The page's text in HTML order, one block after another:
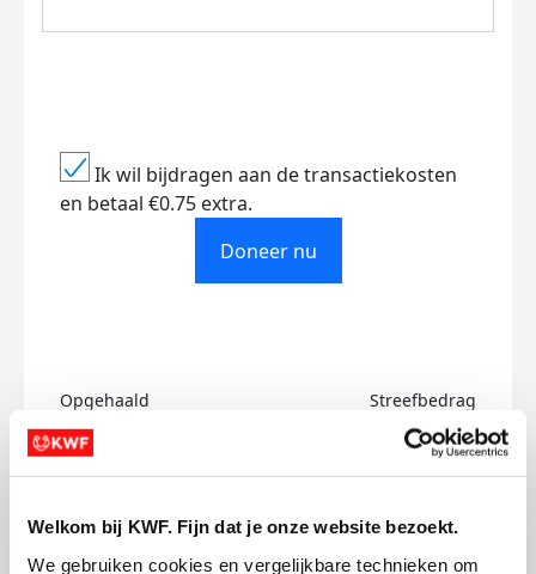
Welkom bij KWF. Fijn dat je onze website bezoekt.
We gebruiken cookies en vergelijkbare technieken om
Ik wil bijdragen aan de transactiekosten
en betaal €0.75 extra.
Doneer nu
Opgehaald
€1.062
Streefbedrag
€1.250